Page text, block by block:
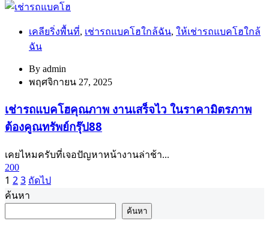
เคลียริ่งพื้นที่, เช่ารถแบคโฮใกล้ฉัน, ให้เช่ารถแบคโฮใกล้
ฉัน
By admin
พฤศจิกายน 27, 2025
เช่ารถแบคโฮคุณภาพ งานเสร็จไว ในราคามิตรภาพ
ต้องคูณทรัพย์กรุ๊ป88
เคยไหมครับที่เจอปัญหาหน้างานล่าช้า...
200
Posts
pagination
1 23 ถัดไป
ค้นหา
ค้นหา